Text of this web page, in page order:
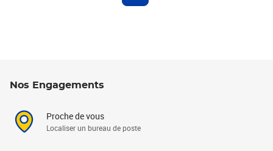
Nos Engagements
Proche de vous
Localiser un bureau de poste